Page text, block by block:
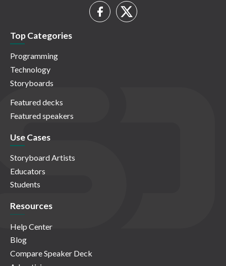
Top Categories
Programming
Technology
Storyboards
Featured decks
Featured speakers
Use Cases
Storyboard Artists
Educators
Students
Resources
Help Center
Blog
Compare Speaker Deck